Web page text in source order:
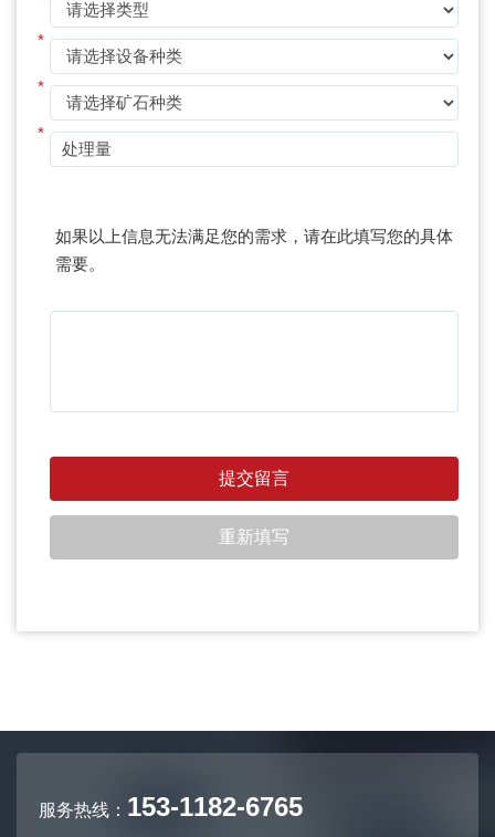
*
*
*
如果以上信息无法满足您的需求，请在此填写您的具体
需要。
服务热线： 153-1182-6765